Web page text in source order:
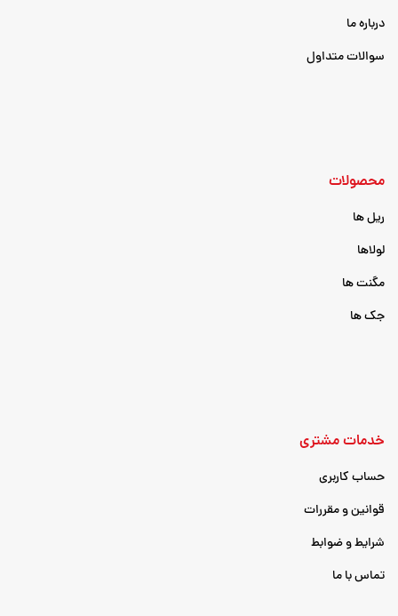
درباره ما
سوالات متداول
محصولات
ریل ها
لولاها
مگنت ها
جک ها
خدمات مشتری
حساب کاربری
قوانین و مقررات
شرایط و ضوابط
تماس با ما